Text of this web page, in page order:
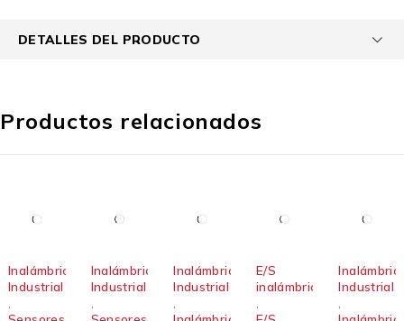
DETALLES DEL PRODUCTO
Productos relacionados
Inalámbrico
Industrial
Inalámbrico
Industrial
Inalámbrico
Industrial
E/S
inalámbricas
Industrial